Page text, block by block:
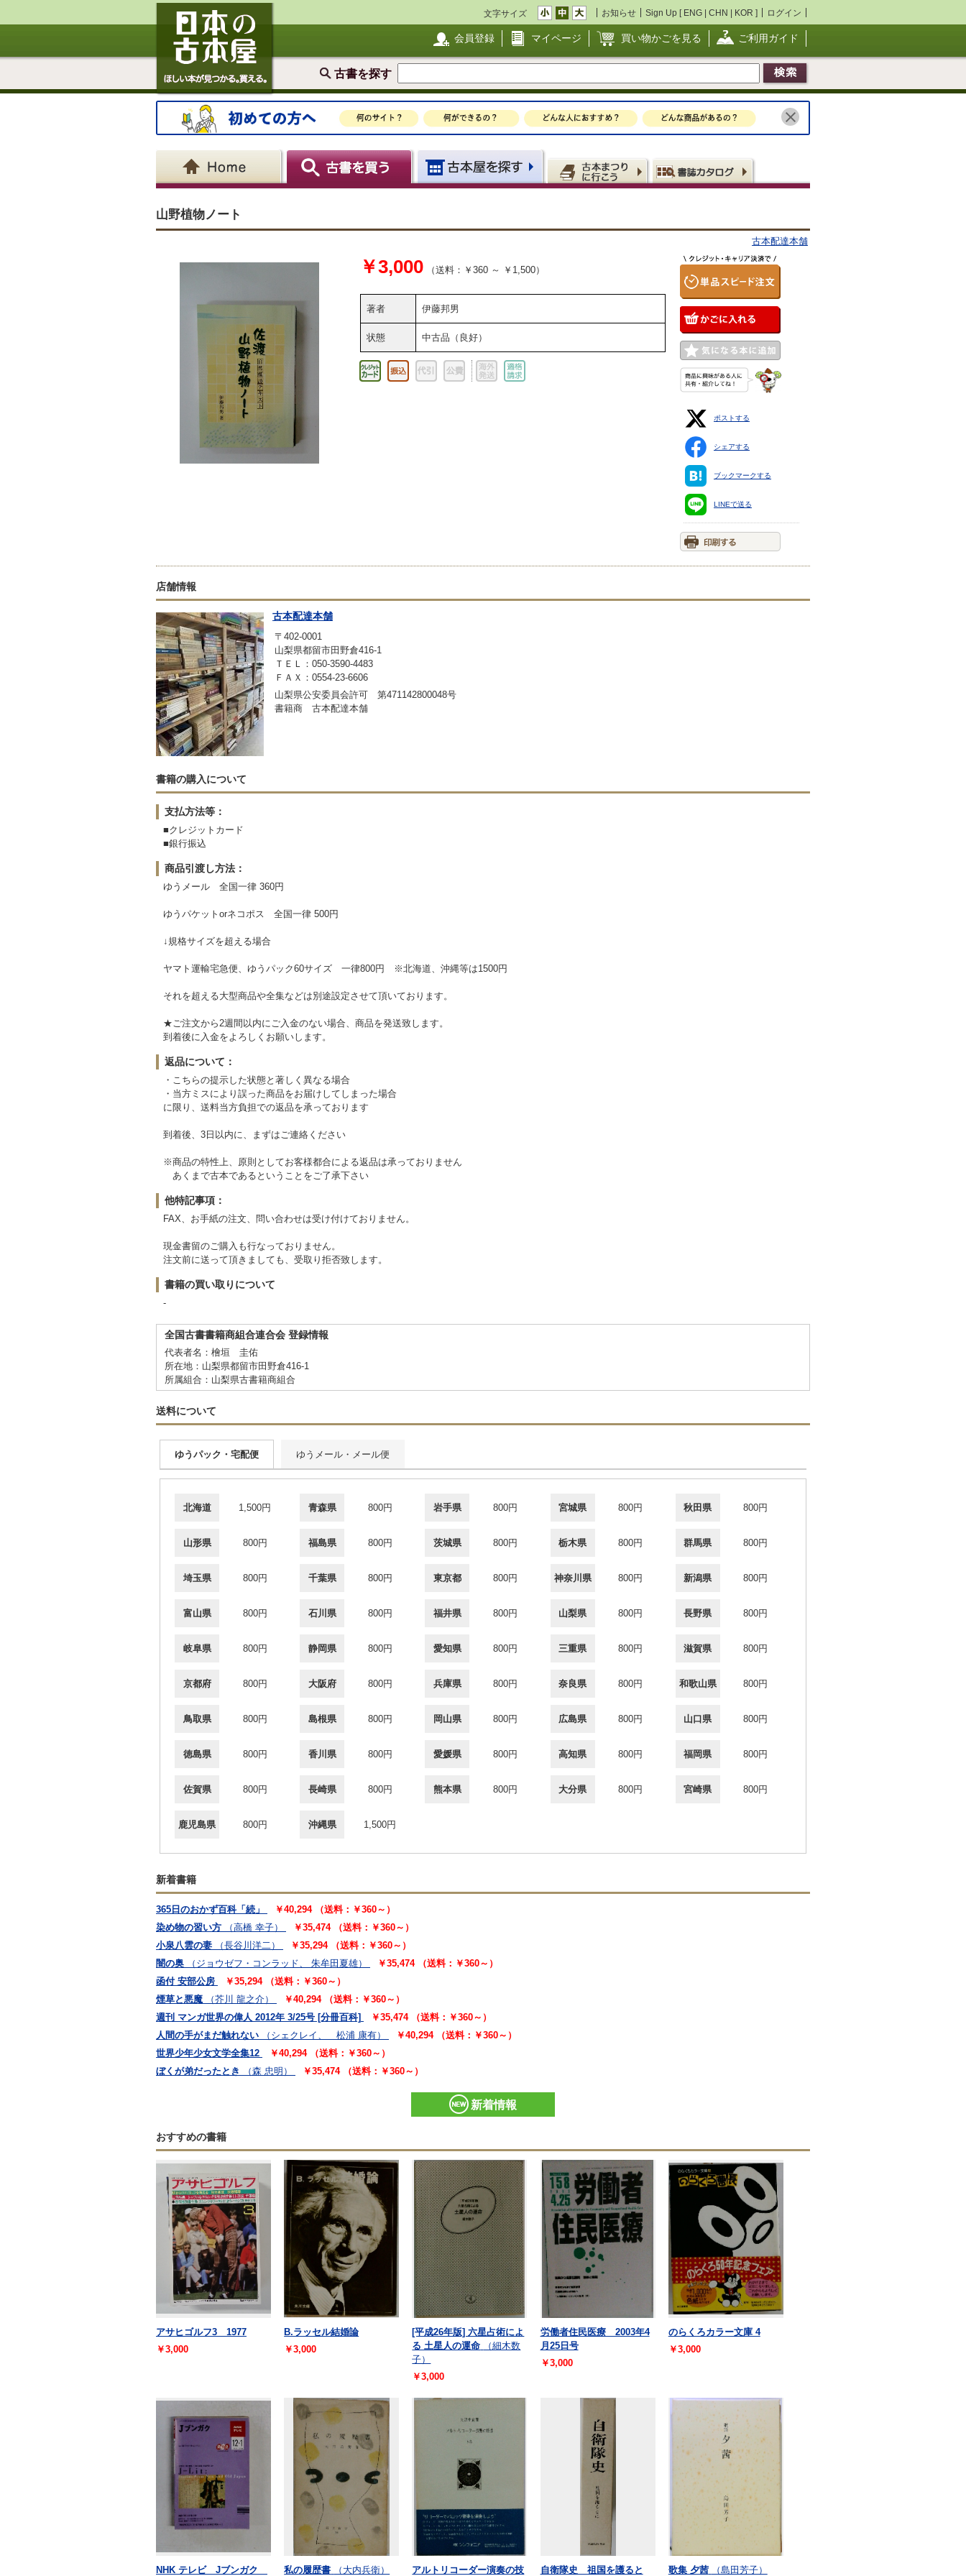
文字サイズ お知らせ Sign Up [ ENG | CHN | KOR ] ログイン
会員登録 マイページ 買い物かごを見る ご利用ガイド
古書を探す
山野植物ノート
古本配達本舗
￥3,000 （送料：￥360 ～ ￥1,500）
著者 伊藤邦男
状態 中古品（良好）
ポストする
シェアする
ブックマークする
LINEで送る
店舗情報
古本配達本舗
〒402-0001
山梨県都留市田野倉416-1
ＴＥＬ：050-3590-4483
ＦＡＸ：0554-23-6606
山梨県公安委員会許可 第471142800048号
書籍商 古本配達本舗
書籍の購入について
支払方法等：
■クレジットカード
■銀行振込
商品引渡し方法：
ゆうメール 全国一律 360円
ゆうパケットorネコポス 全国一律 500円
↓規格サイズを超える場合
ヤマト運輸宅急便、ゆうパック60サイズ 一律800円 ※北海道、沖縄等は1500円
それを超える大型商品や全集などは別途設定させて頂いております。
★ご注文から2週間以内にご入金のない場合、商品を発送致します。
到着後に入金をよろしくお願いします。
返品について：
・こちらの提示した状態と著しく異なる場合
・当方ミスにより誤った商品をお届けしてしまった場合
に限り、送料当方負担での返品を承っております
到着後、3日以内に、まずはご連絡ください
※商品の特性上、原則としてお客様都合による返品は承っておりません
あくまで古本であるということをご了承下さい
他特記事項：
FAX、お手紙の注文、問い合わせは受け付けておりません。
現金書留のご購入も行なっておりません。
注文前に送って頂きましても、受取り拒否致します。
書籍の買い取りについて
-
全国古書書籍商組合連合会 登録情報
代表者名：檜垣 圭佑
所在地：山梨県都留市田野倉416-1
所属組合：山梨県古書籍商組合
送料について
ゆうパック・宅配便 ゆうメール・メール便
北海道 1,500円 青森県 800円 岩手県 800円 宮城県 800円 秋田県 800円
山形県 800円 福島県 800円 茨城県 800円 栃木県 800円 群馬県 800円
埼玉県 800円 千葉県 800円 東京都 800円 神奈川県 800円 新潟県 800円
富山県 800円 石川県 800円 福井県 800円 山梨県 800円 長野県 800円
岐阜県 800円 静岡県 800円 愛知県 800円 三重県 800円 滋賀県 800円
京都府 800円 大阪府 800円 兵庫県 800円 奈良県 800円 和歌山県 800円
鳥取県 800円 島根県 800円 岡山県 800円 広島県 800円 山口県 800円
徳島県 800円 香川県 800円 愛媛県 800円 高知県 800円 福岡県 800円
佐賀県 800円 長崎県 800円 熊本県 800円 大分県 800円 宮崎県 800円
鹿児島県 800円 沖縄県 1,500円
新着書籍
365日のおかず百科「続」
￥40,294 （送料：￥360～）
染め物の習い方
（高橋 幸子）
￥35,474 （送料：￥360～）
小泉八雲の妻
（長谷川洋二）
￥35,294 （送料：￥360～）
闇の奥
（ジョウゼフ・コンラッド、 朱牟田夏雄）
￥35,474 （送料：￥360～）
函付 安部公房
￥35,294 （送料：￥360～）
煙草と悪魔
（芥川 龍之介）
￥40,294 （送料：￥360～）
週刊 マンガ世界の偉人 2012年 3/25号 [分冊百科]
￥35,474 （送料：￥360～）
人間の手がまだ触れない
（シェクレイ、 松浦 康有）
￥40,294 （送料：￥360～）
世界少年少女文学全集12
￥40,294 （送料：￥360～）
ぼくが弟だったとき
（森 忠明） ￥35,474 （送料：￥360～）
新着情報
おすすめの書籍
アサヒゴルフ3 1977
￥3,000
B.ラッセル結婚論
￥3,000
[平成26年版] 六星占術によ
る 土星人の運命
（細木数
子）
￥3,000
労働者住民医療 2003年4
月25日号
￥3,000
のらくろカラー文庫 4
￥3,000
NHK テレビ Jブンガク 私の履歴書 （大内兵衛） アルトリコーダー演奏の技 自衛隊史 祖国を護ると 歌集 夕茜 （島田芳子）